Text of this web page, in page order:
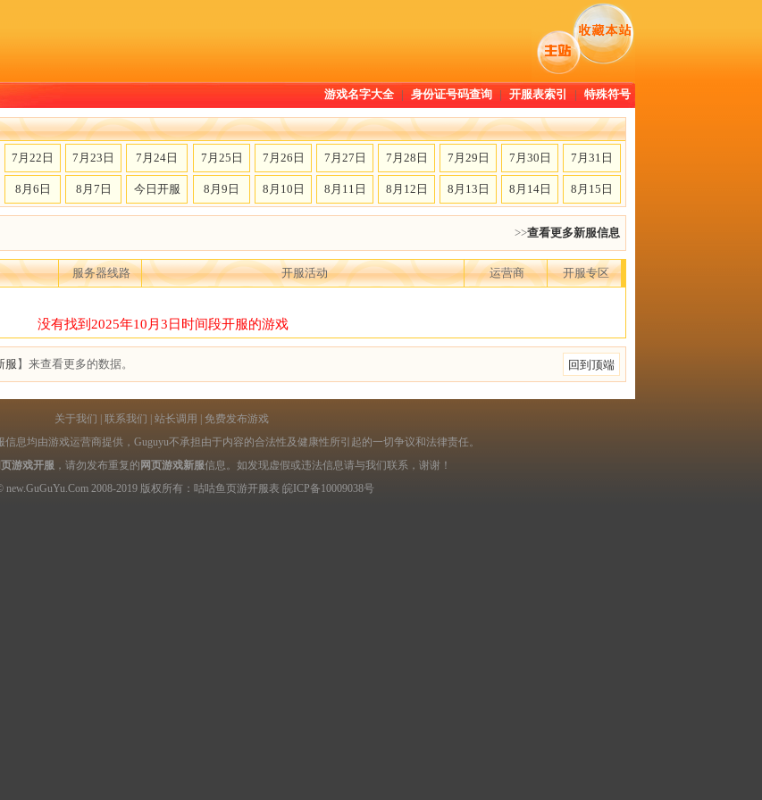
游戏名字大全 | 身份证号码查询 | 开服表索引 | 特殊符号
7月22日 7月23日 7月24日 7月25日 7月26日 7月27日 7月28日 7月29日 7月30日 7月31日
8月6日 8月7日 今日开服 8月9日 8月10日 8月11日 8月12日 8月13日 8月14日 8月15日
>>查看更多新服信息
服务器线路 开服活动 运营商 开服专区
没有找到2025年10月3日时间段开服的游戏
回到顶端
服 】来查看更多的数据。
关于我们 联系我们 站长调用
免费发布游戏
息均由游戏运营商提供，Guguyu不承担由于内容的合法性及健康性所引起的一切争议和法律责任。
页游戏开服 ，请勿发布重复的 网页游戏新服信息。如发现虚假或违法信息请与我们联系，谢谢！
new.GuGuYu.Com 2008-2019 版权所有：咕咕鱼页游开服表 皖ICP备10009038号